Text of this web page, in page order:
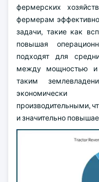
фермерских
фермерам
задачи, такие как
повышая
подходят для
между мощностью и
таким
производительными,
и значительно